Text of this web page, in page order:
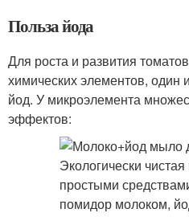
Польза йода
Для роста и развития
химических элементов, один
йод. У микроэлемента
эффектов: